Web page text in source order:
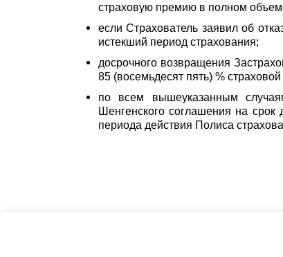
страховую премию в полном
если Страхователь заявил об
истекший период страхования;
досрочного возвращения
85 (восемьдесят пять) %
по всем вышеуказанным
Шенгенского соглашения на
периода действия Полиса